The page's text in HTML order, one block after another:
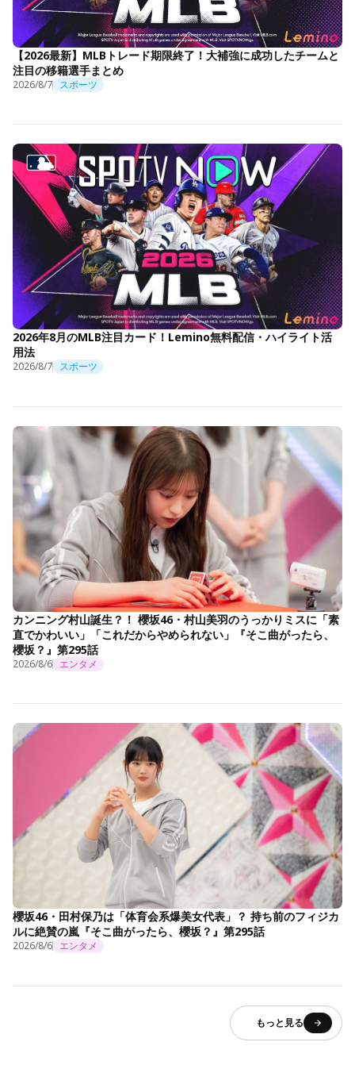
【2026最新】MLBトレード期限終了！大補強に成功したチームと
注目の移籍選手まとめ
2026/8/7 スポーツ
2026年8月のMLB注目カード！Lemino無料配信・ハイライト活
用法
2026/8/7 スポーツ
カンニング村山誕生？！ 櫻坂46・村山美羽のうっかりミスに「素
直でかわいい」「これだからやめられない」『そこ曲がったら、
櫻坂？』第295話
2026/8/6 エンタメ
櫻坂46・田村保乃は「体育会系爆美女代表」？ 持ち前のフィジカ
ルに絶賛の嵐『そこ曲がったら、櫻坂？』第295話
2026/8/6 エンタメ
もっと見る